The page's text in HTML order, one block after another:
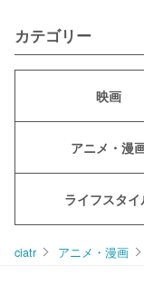
カテゴリー
映画
アニメ・漫
ライフスタイ
ciatr アニメ・漫画